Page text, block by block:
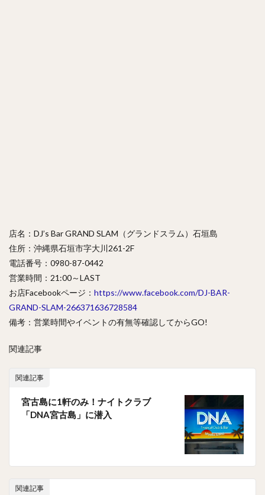
店名：DJ’s Bar GRAND SLAM（グランドスラム）石垣島
住所：沖縄県石垣市字大川261-2F
電話番号：0980-87-0442
営業時間：21:00～LAST
お店Facebookページ： https://www.facebook.com/DJ-BAR-
GRAND-SLAM-266371636728584
備考：営業時間やイベントの有無等確認してからGO!
関連記事
関連記事
宮古島に1軒のみ！ナイトクラブ
「DNA宮古島」に潜入
関連記事